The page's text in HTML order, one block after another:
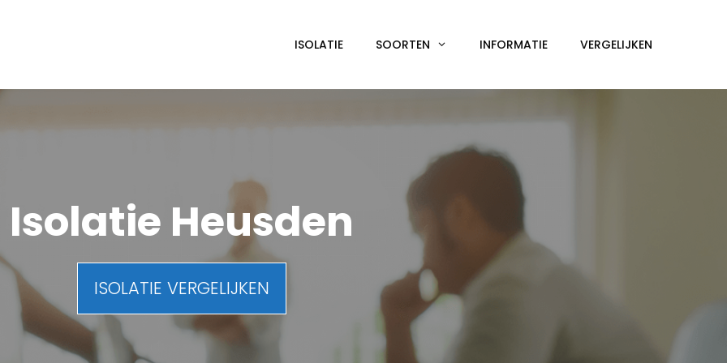
ISOLATIE SOORTEN INFORMATIE VERGELIJKEN
Isolatie Heusden
ISOLATIE VERGELIJKEN